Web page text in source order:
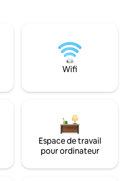
Wifi
Espace de travail
pour ordinateur